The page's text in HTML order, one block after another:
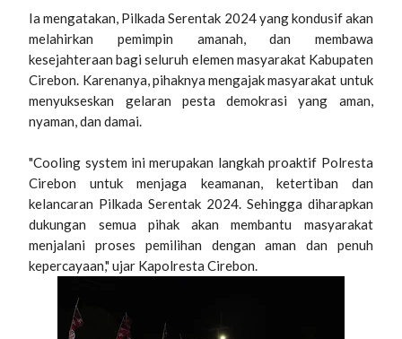
Ia mengatakan, Pilkada Serentak 2024 yang kondusif akan
melahirkan pemimpin amanah, dan membawa
kesejahteraan bagi seluruh elemen masyarakat Kabupaten
Cirebon. Karenanya, pihaknya mengajak masyarakat untuk
menyukseskan gelaran pesta demokrasi yang aman,
nyaman, dan damai.
"Cooling system ini merupakan langkah proaktif Polresta
Cirebon untuk menjaga keamanan, ketertiban dan
kelancaran Pilkada Serentak 2024. Sehingga diharapkan
dukungan semua pihak akan membantu masyarakat
menjalani proses pemilihan dengan aman dan penuh
kepercayaan," ujar Kapolresta Cirebon.